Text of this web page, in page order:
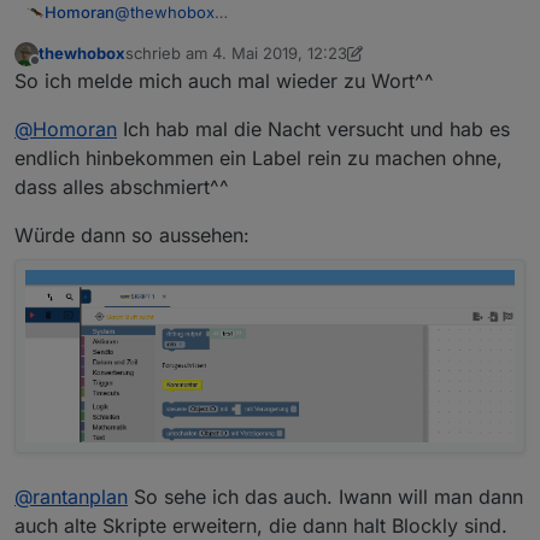
Homoran@thewhobox
in der Block-Auswahl eine horizontale Trennlinie?
Oben BASIC
richtigen Kontext
Wenn möglich mit den Überschriften
Offline
thewhoboxschrieb am 4. Mai 2019, 12:23
zuletzt editiert von thewhobox5. Apr. 2019, 14:24
So ich melde mich auch mal wieder zu Wort^^
@Homoran Ich hab mal die Nacht versucht und hab es
endlich hinbekommen ein Label rein zu machen ohne,
dass alles abschmiert^^
Würde dann so aussehen:
@rantanplan So sehe ich das auch. Iwann will man dann
auch alte Skripte erweitern, die dann halt Blockly sind.